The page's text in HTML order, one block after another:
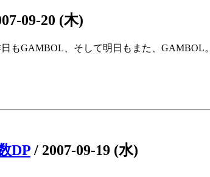
09-20 (木)
もGAMBOL、そして明日もまた、GAMBOL。
DP / 2007-09-19 (水)